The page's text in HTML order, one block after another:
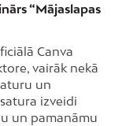
“Mājaslapas
Canva
vairāk nekā
un
izveidi
un pamanāmu